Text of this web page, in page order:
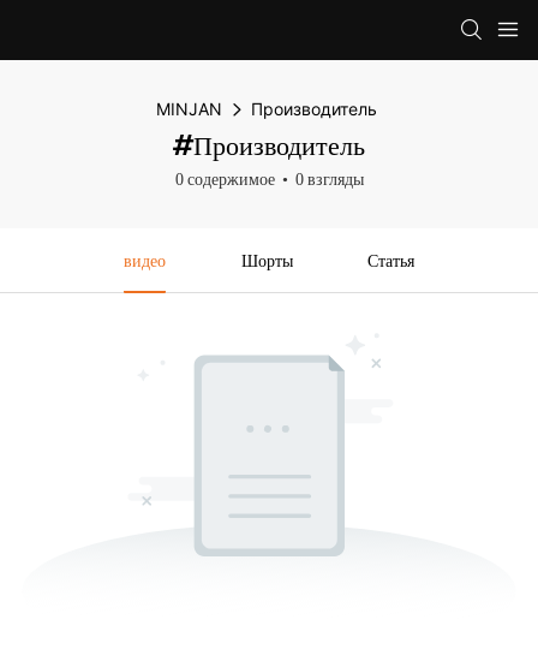
MINJAN Производитель
#Производитель
0 содержимое 0 взгляды
видео Шорты Статья